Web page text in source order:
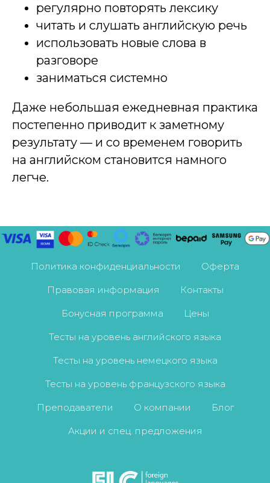
регулярно повторять лексику
читать и слушать английскую речь
использовать новые слова в
разговоре
заниматься системно
Даже небольшая ежедневная практика
постепенно приводит к заметному
результату — и со временем говорить
на английском становится намного
легче.
Политика конфиденциальности Оферта
Правовая информация Контакты
Бонусная программа Цены
Тесты на уровень английского языка
Тесты на уровень немецкого языка
Тесты на уровень французского языка
Преподаватели О компании Блог
Акции и спец. предложения